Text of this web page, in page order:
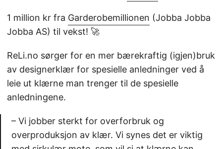
1 million kr fra Garderobemillionen (Jobba Jobba
Jobba AS) til vekst! 🚀
ReLi.no sørger for en mer bærekraftig (igjen)bruk
av designerklær for spesielle anledninger ved å
leie ut klærne man trenger til de spesielle
anledningene.
– Vi jobber sterkt for overforbruk og
overproduksjon av klær. Vi synes det er viktig